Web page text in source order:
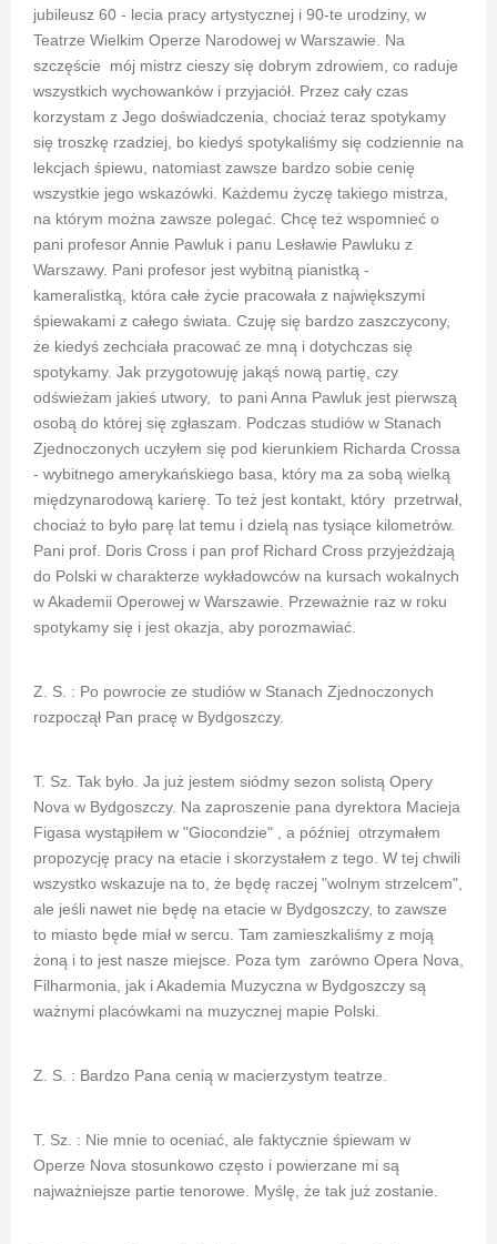
jubileusz 60 - lecia pracy artystycznej i 90-te urodziny, w
Teatrze Wielkim Operze Narodowej w Warszawie. Na
szczęście mój mistrz cieszy się dobrym zdrowiem, co raduje
wszystkich wychowanków i przyjaciół. Przez cały czas
korzystam z Jego doświadczenia, chociaż teraz spotykamy
się troszkę rzadziej, bo kiedyś spotykaliśmy się codziennie na
lekcjach śpiewu, natomiast zawsze bardzo sobie cenię
wszystkie jego wskazówki. Każdemu życzę takiego mistrza,
na którym można zawsze polegać. Chcę też wspomnieć o
pani profesor Annie Pawluk i panu Lesławie Pawluku z
Warszawy. Pani profesor jest wybitną pianistką -
kameralistką, która całe życie pracowała z największymi
śpiewakami z całego świata. Czuję się bardzo zaszczycony,
że kiedyś zechciała pracować ze mną i dotychczas się
spotykamy. Jak przygotowuję jakąś nową partię, czy
odświeżam jakieś utwory, to pani Anna Pawluk jest pierwszą
osobą do której się zgłaszam. Podczas studiów w Stanach
Zjednoczonych uczyłem się pod kierunkiem Richarda Crossa
- wybitnego amerykańskiego basa, który ma za sobą wielką
międzynarodową karierę. To też jest kontakt, który przetrwał,
chociaż to było parę lat temu i dzielą nas tysiące kilometrów.
Pani prof. Doris Cross i pan prof Richard Cross przyjeżdżają
do Polski w charakterze wykładowców na kursach wokalnych
w Akademii Operowej w Warszawie. Przeważnie raz w roku
spotykamy się i jest okazja, aby porozmawiać.
Z. S. : Po powrocie ze studiów w Stanach Zjednoczonych
rozpoczął Pan pracę w Bydgoszczy.
T. Sz. Tak było. Ja już jestem siódmy sezon solistą Opery
Nova w Bydgoszczy. Na zaproszenie pana dyrektora Macieja
Figasa wystąpiłem w "Giocondzie" , a później otrzymałem
propozycję pracy na etacie i skorzystałem z tego. W tej chwili
wszystko wskazuje na to, że będę raczej "wolnym strzelcem",
ale jeśli nawet nie będę na etacie w Bydgoszczy, to zawsze
to miasto będe miał w sercu. Tam zamieszkaliśmy z moją
żoną i to jest nasze miejsce. Poza tym zarówno Opera Nova,
Filharmonia, jak i Akademia Muzyczna w Bydgoszczy są
ważnymi placówkami na muzycznej mapie Polski.
Z. S. : Bardzo Pana cenią w macierzystym teatrze.
T. Sz. : Nie mnie to oceniać, ale faktycznie śpiewam w
Operze Nova stosunkowo często i powierzane mi są
najważniejsze partie tenorowe. Myślę, że tak już zostanie.